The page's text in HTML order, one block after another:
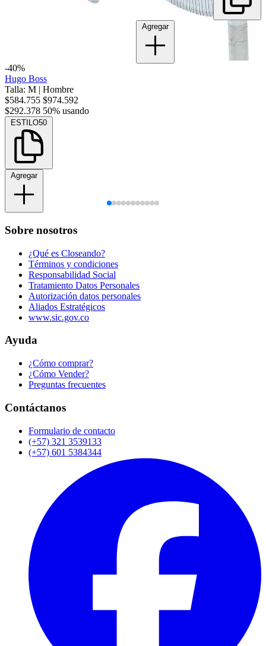
-40%
Hugo Boss
Talla: M | Hombre
$584.755 $974.592
$292.378 50% usando
ESTILO50
Agregar
Agregar
Sobre nosotros
¿Qué es Closeando?
Términos y condiciones
Responsabilidad Social
Tratamiento Datos Personales
Autorización datos personales
Aliados Estratégicos
www.sic.gov.co
Ayuda
¿Cómo comprar?
¿Cómo Vender?
Preguntas frecuentes
Contáctanos
Formulario de contacto
(+57) 321 3539133
(+57) 601 5384344